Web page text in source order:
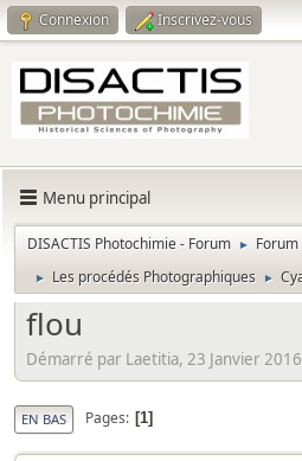
Connexion Inscrivez-vous
Menu principal
DISACTIS Photochimie - Forum ► Forum
► Les procédés Photographiques ►
flou
Démarré par Laetitia, 23 Janvier
EN BAS Pages 1